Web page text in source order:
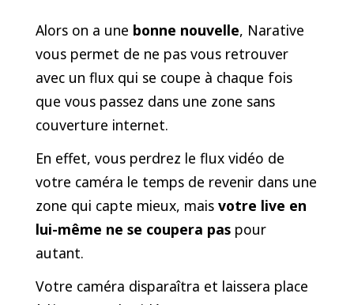
Alors on a une bonne nouvelle, Narative
vous permet de ne pas vous retrouver
avec un flux qui se coupe à chaque fois
que vous passez dans une zone sans
couverture internet.
En effet, vous perdrez le flux vidéo de
votre caméra le temps de revenir dans une
zone qui capte mieux, mais votre live en
lui-même ne se coupera paspour
autant.
Votre caméra disparaîtra et laissera place